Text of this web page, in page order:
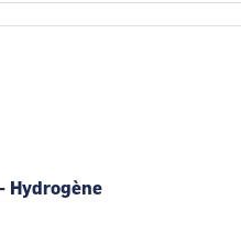
Hydrogène